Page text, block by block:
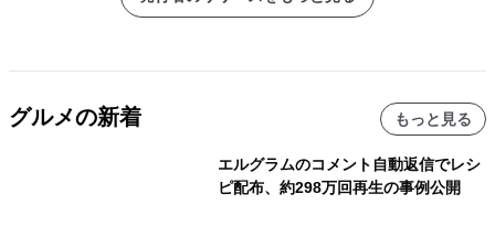
グルメの新着 もっと見る
エルグラムのコメント自動返信でレシ
ピ配布、約298万回再生の事例公開